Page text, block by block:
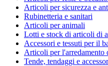
Articoli per sicurezza e
Rubinetteria e sanitari
Articoli per animali
Lotti e stock di articoli di
Accessori e tessuti per il
Articoli per l'arredamento
Tende, tendaggi e